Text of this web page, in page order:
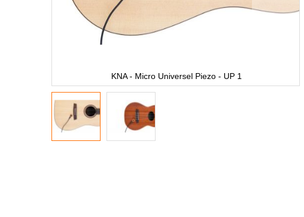
KNA - Micro Universel Piezo - UP 1